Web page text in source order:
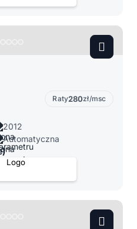
Raty280zł/msc
2012
Automatyczna